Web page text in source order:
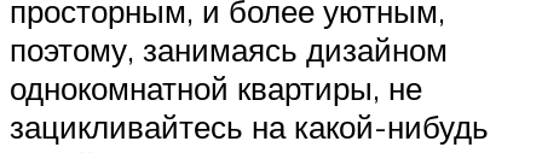
просторным, и более уютным,
поэтому, занимаясь дизайном
однокомнатной квартиры, не
зацикливайтесь на какой-нибудь